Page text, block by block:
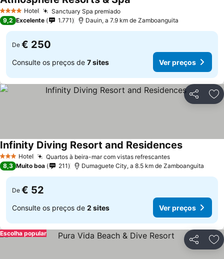
4 EstrelasHotel Sanctuary Spa premiado
9,2 Excelente 1.771 Dauin, a 7.9 km de Zamboanguita
De € 250
Consulte os preços de 7 sites Ver preços
Partilhar
3 EstrelasHotel Quartos à beira-mar com vistas refrescantes
Infinity Diving Resort and Residences
8,3 Muito boa 211 Dumaguete City, a 8.5 km de Zamboanguita
De € 52
Consulte os preços de 2 sites Ver preços
Partilhar
Escolha popular